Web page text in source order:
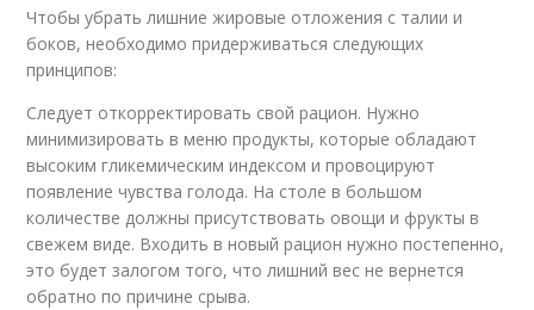
Чтобы убрать лишние жировые отложения с талии и
боков, необходимо придерживаться следующих
принципов:
Следует откорректировать свой рацион. Нужно
минимизировать в меню продукты, которые обладают
высоким гликемическим индексом и провоцируют
появление чувства голода. На столе в большом
количестве должны присутствовать овощи и фрукты в
свежем виде. Входить в новый рацион нужно постепенно,
это будет залогом того, что лишний вес не вернется
обратно по причине срыва.